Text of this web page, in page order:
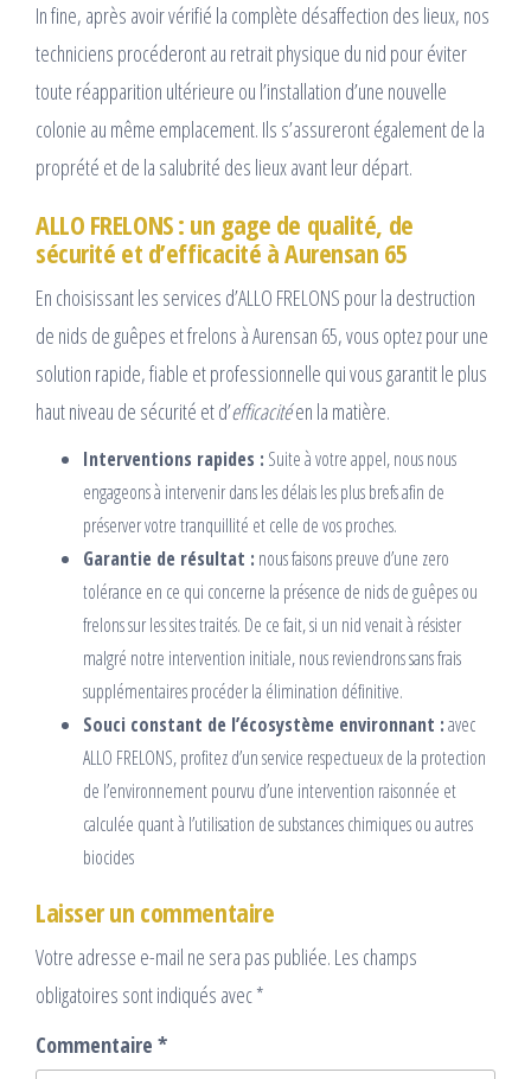
In fine, après avoir vérifié la complète désaffection des lieux, nos
techniciens procéderont au retrait physique du nid pour éviter
toute réapparition ultérieure ou l’installation d’une nouvelle
colonie au même emplacement. Ils s’assureront également de la
proprété et de la salubrité des lieux avant leur départ.
ALLO FRELONS : un gage de qualité, de
sécurité et d’efficacité à Aurensan 65
En choisissant les services d’ALLO FRELONS pour la destruction
de nids de guêpes et frelons à Aurensan 65, vous optez pour une
solution rapide, fiable et professionnelle qui vous garantit le plus
haut niveau de sécurité et d’efficacitéen la matière.
Interventions rapides : Suite à votre appel, nous nous
engageons à intervenir dans les délais les plus brefs afin de
préserver votre tranquillité et celle de vos proches.
Garantie de résultat : nous faisons preuve d’une zero
tolérance en ce qui concerne la présence de nids de guêpes ou
frelons sur les sites traités. De ce fait, si un nid venait à résister
malgré notre intervention initiale, nous reviendrons sans frais
supplémentaires procéder la élimination définitive.
Souci constant de l’écosystème environnant :avec
ALLO FRELONS, profitez d’un service respectueux de la protection
de l’environnement pourvu d’une intervention raisonnée et
calculée quant à l’utilisation de substances chimiques ou autres
biocides
Laisser un commentaire
Votre adresse e-mail ne sera pas publiée. Les champs
obligatoires sont indiqués avec*
Commentaire *